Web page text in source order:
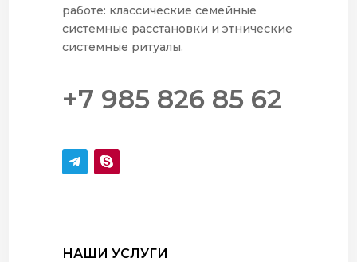
работе: классические семейные
системные расстановки и этнические
системные ритуалы.
+7 985 826 85 62
НАШИ УСЛУГИ